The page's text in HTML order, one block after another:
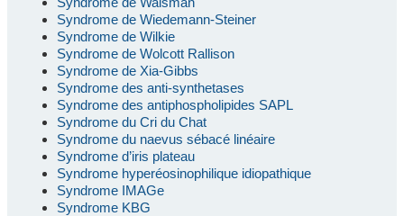
Syndrome de Wiedemann-Steiner
Syndrome de Wilkie
Syndrome de Wolcott Rallison
Syndrome de Xia-Gibbs
Syndrome des anti-synthetases
Syndrome des antiphospholipides SAPL
Syndrome du Cri du Chat
Syndrome du naevus sébacé linéaire
Syndrome d’iris plateau
Syndrome hyperéosinophilique idiopathique
Syndrome IMAGe
Syndrome KBG